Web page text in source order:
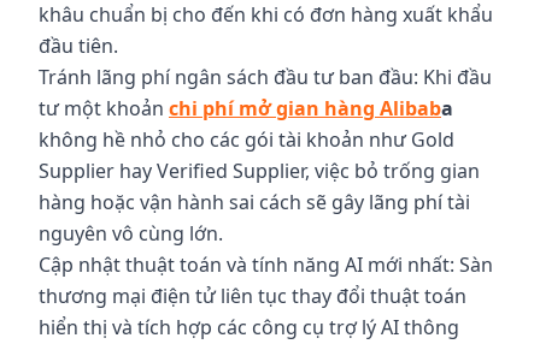
khâu chuẩn bị cho đến khi có đơn hàng xuất khẩu
đầu tiên.
Tránh lãng phí ngân sách đầu tư ban đầu: Khi đầu
tư một khoản chi phí mở gian hàng Alibaba
không hề nhỏ cho các gói tài khoản như Gold
Supplier hay Verified Supplier, việc bỏ trống gian
hàng hoặc vận hành sai cách sẽ gây lãng phí tài
nguyên vô cùng lớn.
Cập nhật thuật toán và tính năng AI mới nhất: Sàn
thương mại điện tử liên tục thay đổi thuật toán
hiển thị và tích hợp các công cụ trợ lý AI thông